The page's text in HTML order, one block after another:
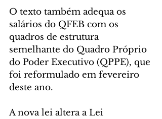
O texto também adequa os
salários do QFEB com os
quadros de estrutura
semelhante do Quadro Próprio
do Poder Executivo (QPPE), que
foi reformulado em fevereiro
deste ano.
A nova lei altera a Lei